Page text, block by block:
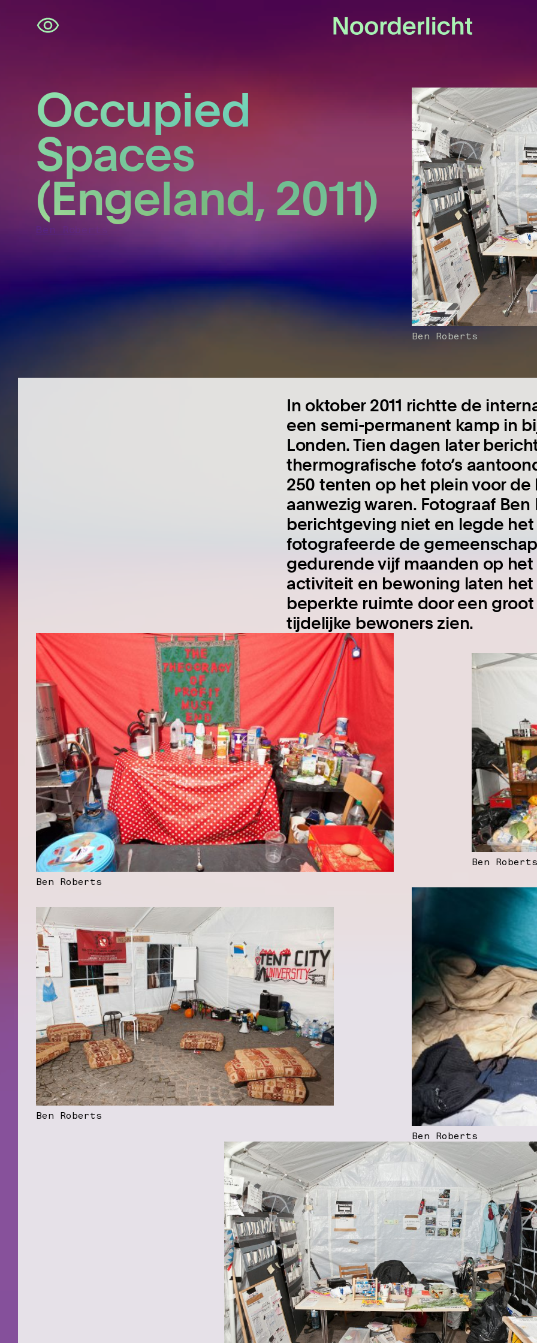
Navigatie
overslaan
Occupied
Spaces
(Engeland, 2011)
Ben Roberts
Ben Roberts
In oktober 2011 richtte de
een semi-permanent kamp in
Londen. Tien dagen later
thermografische foto’s
250 tenten op het plein voor de
aanwezig waren. Fotograaf
berichtgeving niet en legde
fotografeerde de
gedurende vijf maanden op
activiteit en bewoning laten
beperkte ruimte door een
tijdelijke bewoners zien.
Ben Roberts
Ben Roberts
Ben Roberts
Ben Roberts